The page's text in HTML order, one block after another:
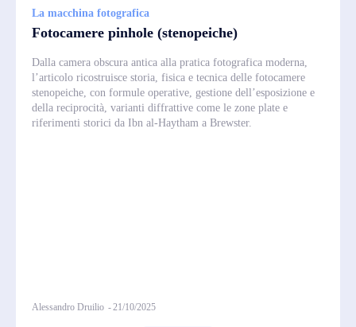
La macchina fotografica
Fotocamere pinhole (stenopeiche)
Dalla camera obscura antica alla pratica fotografica moderna,
l’articolo ricostruisce storia, fisica e tecnica delle fotocamere
stenopeiche, con formule operative, gestione dell’esposizione e
della reciprocità, varianti diffrattive come le zone plate e
riferimenti storici da Ibn al‑Haytham a Brewster.
Alessandro Druilio -21/10/2025